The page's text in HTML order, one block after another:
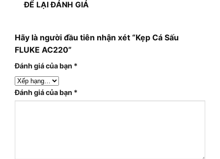
ĐỂ LẠI ĐÁNH GIÁ
Hãy là người đầu tiên nhận xét “Kẹp Cá Sấu
FLUKE AC220”
Đánh giá của bạn *
Đánh giá của bạn *